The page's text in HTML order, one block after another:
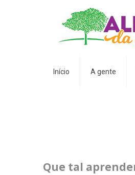
Início A gente
Que tal